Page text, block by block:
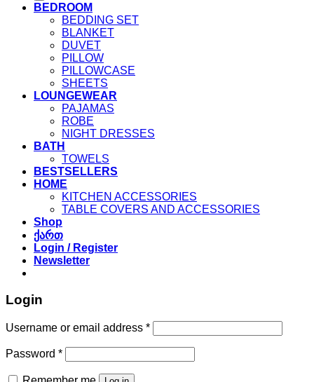
BEDROOM
BEDDING SET
BLANKET
DUVET
PILLOW
PILLOWCASE
SHEETS
LOUNGEWEAR
PAJAMAS
ROBE
NIGHT DRESSES
BATH
TOWELS
BESTSELLERS
HOME
KITCHEN ACCESSORIES
TABLE COVERS AND ACCESSORIES
Shop
ქართ
Login / Register
Newsletter
Login
Username or email address *Required
Password *Required